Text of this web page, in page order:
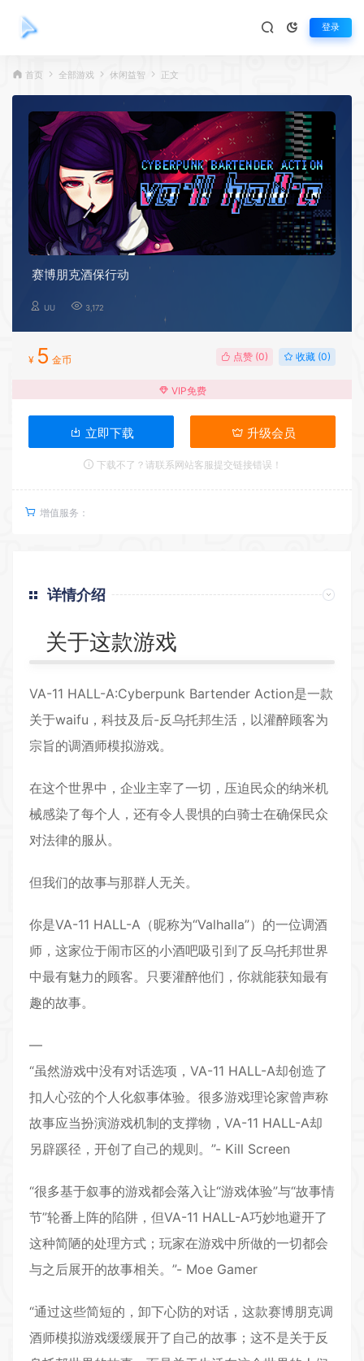
登录
首页 全部游戏 休闲益智 正文
赛博朋克酒保行动
UU 3,172
¥ 5 金币 点赞 (0) 收藏 (0)
VIP免费
立即下载 升级会员
下载不了？请联系网站客服提交链接错误！
增值服务：
详情介绍
关于这款游戏
VA-11 HALL-A:Cyberpunk Bartender Action是一款
关于waifu，科技及后-反乌托邦生活，以灌醉顾客为
宗旨的调酒师模拟游戏。
在这个世界中，企业主宰了一切，压迫民众的纳米机
械感染了每个人，还有令人畏惧的白骑士在确保民众
对法律的服从。
但我们的故事与那群人无关。
你是VA-11 HALL-A（昵称为“Valhalla”）的一位调酒
师，这家位于闹市区的小酒吧吸引到了反乌托邦世界
中最有魅力的顾客。只要灌醉他们，你就能获知最有
趣的故事。
—
“虽然游戏中没有对话选项，VA-11 HALL-A却创造了
扣人心弦的个人化叙事体验。很多游戏理论家曾声称
故事应当扮演游戏机制的支撑物，VA-11 HALL-A却
另辟蹊径，开创了自己的规则。”- Kill Screen
“很多基于叙事的游戏都会落入让“游戏体验”与“故事情
节”轮番上阵的陷阱，但VA-11 HALL-A巧妙地避开了
这种简陋的处理方式；玩家在游戏中所做的一切都会
与之后展开的故事相关。”- Moe Gamer
“通过这些简短的，卸下心防的对话，这款赛博朋克调
酒师模拟游戏缓缓展开了自己的故事；这不是关于反